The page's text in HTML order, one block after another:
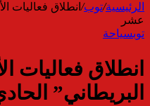
الرئيسية/توب/ انطلاق فعاليات
عشر
توبسياحة
انطلاق فعاليات
البريطاني”